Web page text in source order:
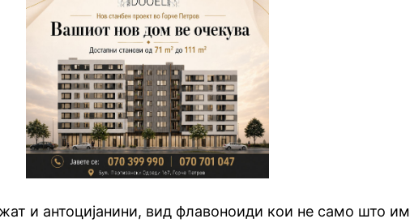
и антоцијанини, вид флавоноиди кои не само што им